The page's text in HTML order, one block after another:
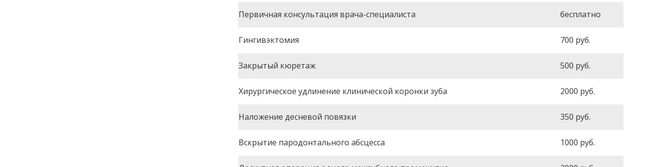
Первичная консультация врача-специалиста бесплатно
Гингивэктомия 700 руб.
Закрытый кюретаж 500 руб.
Хирургическое удлинение клинической коронки зуба 2000 руб.
Наложение десневой повязки 350 руб.
Вскрытие пародонтального абсцесса 1000 руб.